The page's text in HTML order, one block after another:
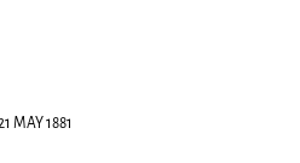
MAY 1881